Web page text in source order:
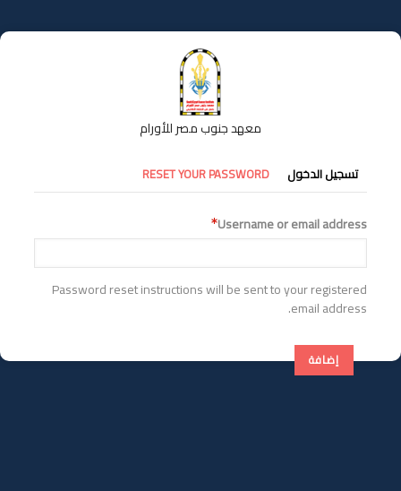
إلى
المحتوى
معهد جنوب مصر للأورام
التبويبات
الأساسية
تسجيل الدخول RESET YOUR PASSWORD
Username or email address
Password reset instructions will be sent to your registered
email address.